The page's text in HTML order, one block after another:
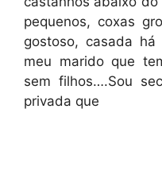
pequenos, coxas
gostoso, casada
meu marido que
sem filhos….Sou
privada que